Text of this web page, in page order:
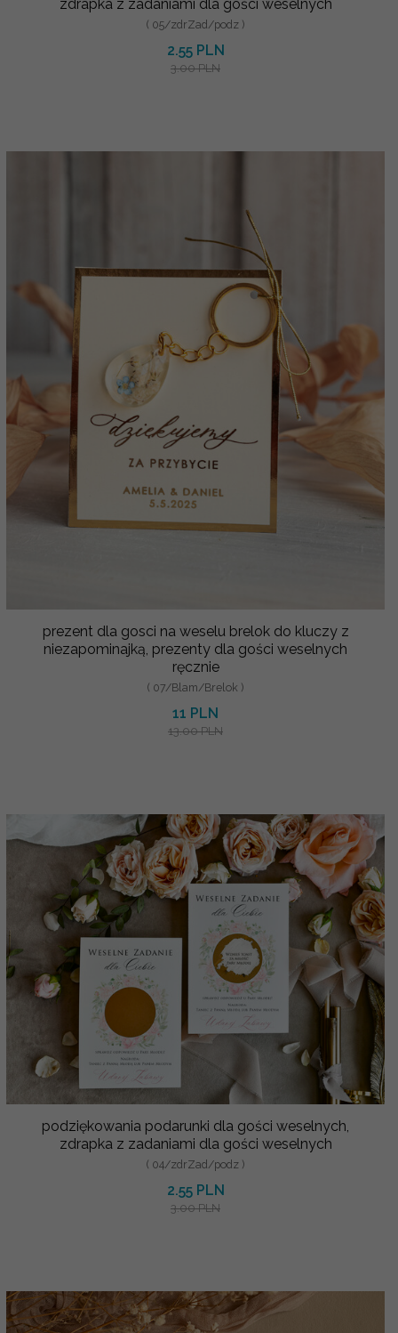
zdrapka z zadaniami dla gości weselnych
( 05/zdrZad/podz )
2.55 PLN
3.00 PLN
prezent dla gosci na weselu brelok do kluczy z
niezapominajką, prezenty dla gości weselnych
ręcznie
( 07/Blam/Brelok )
11 PLN
13.00 PLN
podziękowania podarunki dla gości weselnych,
zdrapka z zadaniami dla gości weselnych
( 04/zdrZad/podz )
2.55 PLN
3.00 PLN